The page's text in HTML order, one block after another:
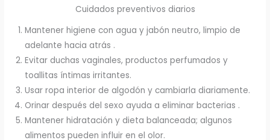
Cuidados preventivos diarios
Mantener higiene con agua y jabón neutro, limpio de
adelante hacia atrás .
Evitar duchas vaginales, productos perfumados y
toallitas íntimas irritantes.
Usar ropa interior de algodón y cambiarla diariamente.
Orinar después del sexo ayuda a eliminar bacterias .
Mantener hidratación y dieta balanceada; algunos
alimentos pueden influir en el olor.